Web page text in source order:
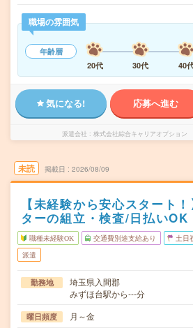
職場の雰囲気
年齢層
20代
30代 40
気になる! 応募へ進む
派遣会社 株式会社綜合キャリアオプション
未読 掲載日 2026/08/09
【未経験から安心スタート
ターの組立・検査/日払いOK
職種未経験OK 交通費別途支給あり 土日
派遣
勤務地
埼玉県入間郡
みずほ台駅から---分
曜日頻度 月～金